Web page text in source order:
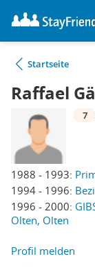
Startseite
Raffael
1988 - 1993:
1994 - 1996:
1996 - 2000:
Olten, Olten
7
Profil melden